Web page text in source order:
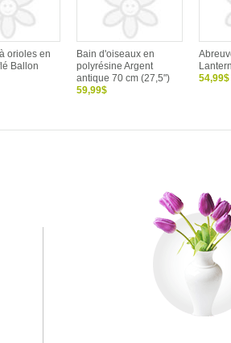
orioles en
Ballon
Bain d'oiseaux en
polyrésine Argent
antique 70 cm (27,5")
59,99$
54,99$